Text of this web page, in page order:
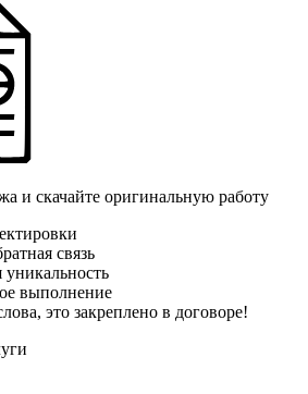
и скачайте оригинальную работу
связь
уникальность
выполнение
это закреплено в договоре!